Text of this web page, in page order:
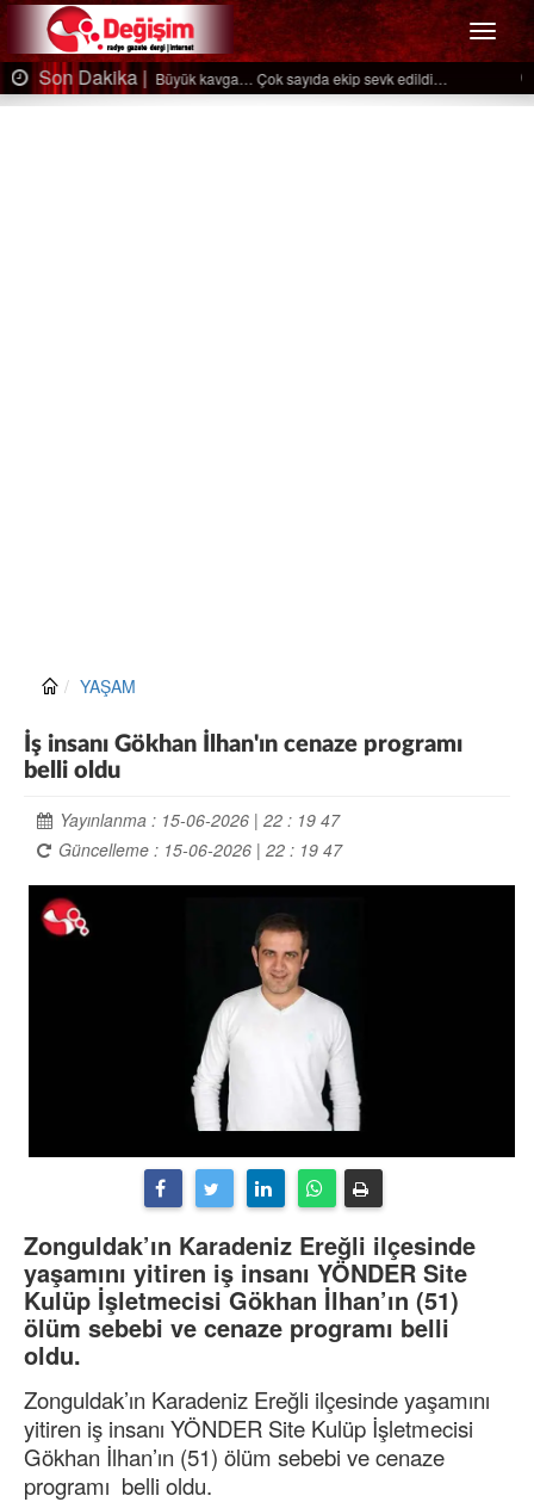
Menü
Son Dakika |Ağaçtan düştü…
YAŞAM
İş insanı Gökhan İlhan'ın cenaze programı
belli oldu
Yayınlanma : 15-06-2026 | 22 : 19 47
Güncelleme : 15-06-2026 | 22 : 19 47
Zonguldak’ın Karadeniz Ereğli ilçesinde
yaşamını yitiren iş insanı YÖNDER Site
Kulüp İşletmecisi Gökhan İlhan’ın (51)
ölüm sebebi ve cenaze programı belli
oldu.
Zonguldak’ın Karadeniz Ereğli ilçesinde yaşamını
yitiren iş insanı YÖNDER Site Kulüp İşletmecisi
Gökhan İlhan’ın (51) ölüm sebebi ve cenaze
programı belli oldu.